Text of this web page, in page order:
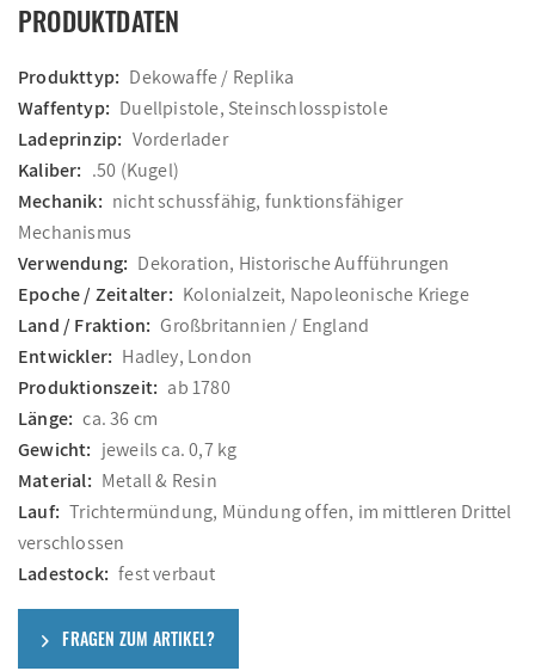
PRODUKTDATEN
Produkttyp: Dekowaffe / Replika
Waffentyp: Duellpistole, Steinschlosspistole
Ladeprinzip: Vorderlader
Kaliber: .50 (Kugel)
Mechanik: nicht schussfähig, funktionsfähiger
Mechanismus
Verwendung: Dekoration, Historische Aufführungen
Epoche / Zeitalter: Kolonialzeit, Napoleonische Kriege
Land / Fraktion: Großbritannien / England
Entwickler: Hadley, London
Produktionszeit: ab 1780
Länge: ca. 36 cm
Gewicht: jeweils ca. 0,7 kg
Material: Metall & Resin
Lauf: Trichtermündung, Mündung offen, im mittleren Drittel
verschlossen
Ladestock: fest verbaut
FRAGEN ZUM ARTIKEL?